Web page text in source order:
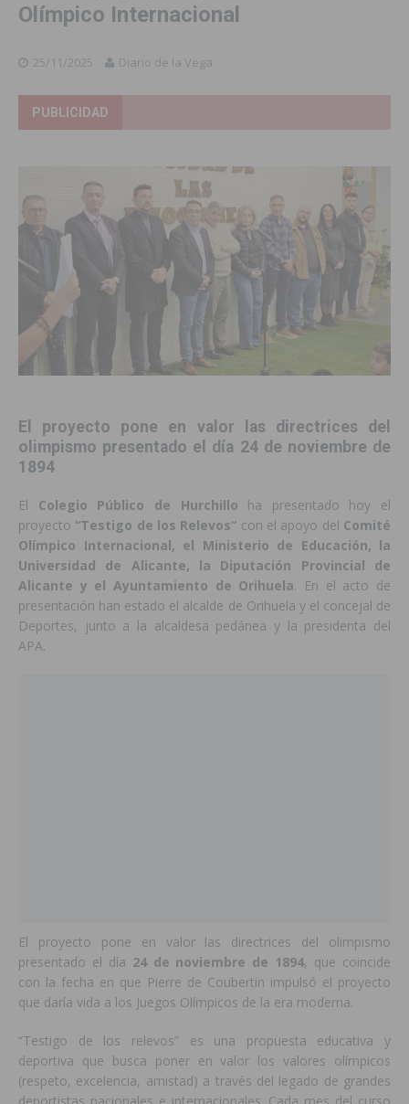
Olímpico Internacional
25/11/2025 Diario de la Vega
PUBLICIDAD
El proyecto pone en valor las directrices del
olimpismo presentado el día 24 de noviembre de
1894
El Colegio Público de Hurchillo ha presentado hoy el
proyecto“Testigo de los Relevos” con el apoyo del Comité
Olímpico Internacional, el Ministerio de Educación, la
Universidad de Alicante, la Diputación Provincial de
Alicante y el Ayuntamiento de Orihuela. En el acto de
presentación han estado el alcalde de Orihuela y el concejal de
Deportes, junto a la alcaldesa pedánea y la presidenta del
APA.
El proyecto pone en valor las directrices del olimpismo
presentado el día 24 de noviembre de 1894, que coincide
con la fecha en que Pierre de Coubertin impulsó el proyecto
que daría vida a los Juegos Olímpicos de la era moderna.
“Testigo de los relevos” es una propuesta educativa y
deportiva que busca poner en valor los valores olímpicos
(respeto, excelencia, amistad) a través del legado de grandes